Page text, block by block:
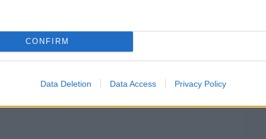
CONFIRM
Data Deletion Data Access Privacy Policy
csak a második versenyünk, de máris közel
volt, de attól még jól szerepeltünk” –